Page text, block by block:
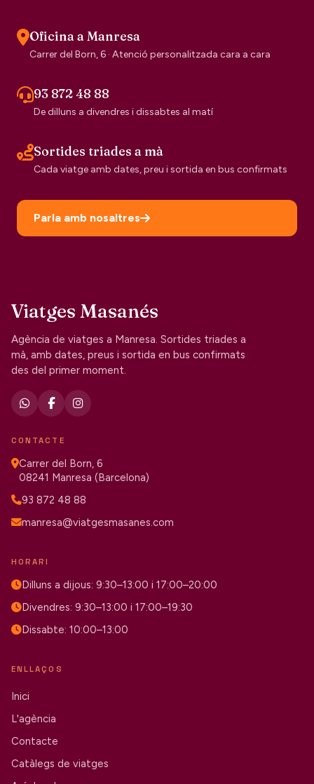
Oficina a Manresa
Carrer del Born, 6 · Atenció personalitzada cara a cara
93 872 48 88
De dilluns a divendres i dissabtes al matí
Sortides triades a mà
Cada viatge amb dates, preu i sortida en bus confirmats
Parla amb nosaltres
Viatges Masanés
Agència de viatges a Manresa. Sortides triades a
mà, amb dates, preus i sortida en bus confirmats
des del primer moment.
CONTACTE
Carrer del Born, 6
08241 Manresa (Barcelona)
93 872 48 88
manresa@viatgesmasanes.com
HORARI
Dilluns a dijous: 9:30–13:00 i 17:00–20:00
Divendres: 9:30–13:00 i 17:00–19:30
Dissabte: 10:00–13:00
ENLLAÇOS
Inici
L'agència
Contacte
Catàlegs de viatges